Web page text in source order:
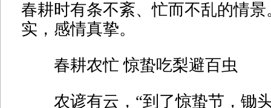
春耕时有条不紊、忙而不乱的情
实，感情真挚。
春耕农忙 惊蛰吃梨避百虫
农谚有云，“到了惊蛰节，锄头